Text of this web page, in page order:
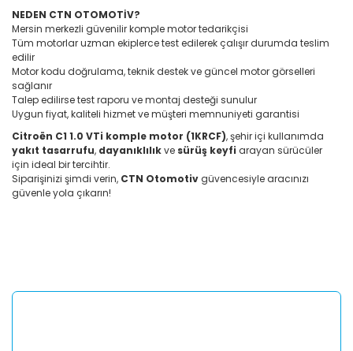
NEDEN CTN OTOMOTİV?
Mersin merkezli güvenilir komple motor tedarikçisi
Tüm motorlar uzman ekiplerce test edilerek çalışır durumda teslim
edilir
Motor kodu doğrulama, teknik destek ve güncel motor görselleri
sağlanır
Talep edilirse test raporu ve montaj desteği sunulur
Uygun fiyat, kaliteli hizmet ve müşteri memnuniyeti garantisi
Citroën C1 1.0 VTi komple motor (1KRCF), şehir içi kullanımda
yakıt tasarrufu, dayanıklılıkve sürüş keyfi arayan sürücüler
için ideal bir tercihtir.
Siparişinizi şimdi verin, CTN Otomotivgüvencesiyle aracınızı
güvenle yola çıkarın!
Yorum Yaz